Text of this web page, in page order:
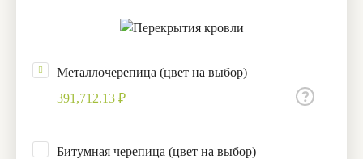
Металлочерепица (цвет на выбор)
391,712.13 ₽
Битумная черепица (цвет на выбор)